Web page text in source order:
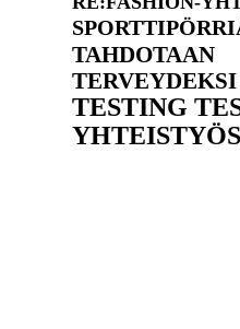
TAHDOTAAN
TERVEYDEKSI
TESTING